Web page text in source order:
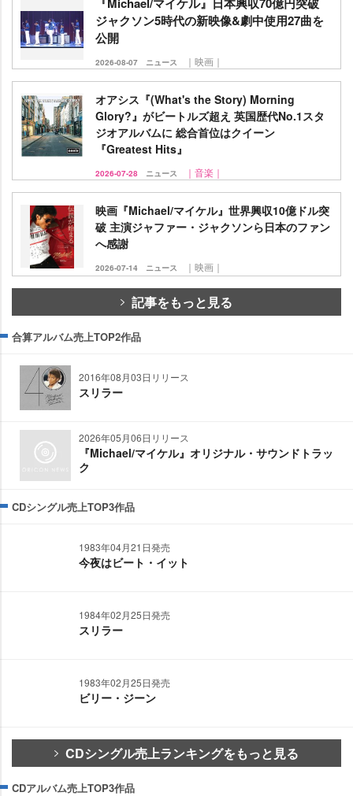
ジャクソン5時代の新映像&劇中使用27曲を
公開
2026-08-07 ニュース ｜映画｜
オアシス『(What's the Story) Morning
Glory?』がビートルズ超え 英国歴代No.1スタ
ジオアルバムに 総合首位はクイーン
『Greatest Hits』
2026-07-28 ニュース ｜音楽｜
映画『Michael/マイケル』世界興収10億ドル突
破 主演ジャファー・ジャクソンら日本のファン
へ感謝
2026-07-14 ニュース ｜映画｜
記事をもっと見る
合算アルバム売上TOP2作品
2016年08月03日リリース
スリラー
2026年05月06日リリース
『Michael/マイケル』オリジナル・サウンドトラッ
ク
CDシングル売上TOP3作品
1983年04月21日発売
今夜はビート・イット
1984年02月25日発売
スリラー
1983年02月25日発売
ビリー・ジーン
CDシングル売上ランキングをもっと見る
CDアルバム売上TOP3作品